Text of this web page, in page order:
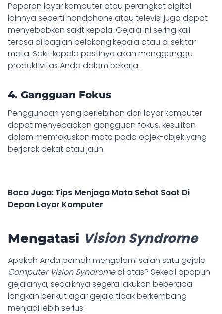
Paparan layar komputer atau perangkat digital
lainnya seperti handphone atau televisi juga dapat
menyebabkan sakit kepala. Gejala ini sering kali
terasa di bagian belakang kepala atau di sekitar
mata. Sakit kepala pastinya akan mengganggu
produktivitas Anda dalam bekerja.
4. Gangguan Fokus
Penggunaan yang berlebihan dari layar komputer
dapat menyebabkan gangguan fokus, kesulitan
dalam memfokuskan mata pada objek-objek yang
berjarak dekat atau jauh.
Baca Juga: Tips Menjaga Mata Sehat Saat Di
Depan Layar Komputer
Mengatasi Vision Syndrome
Apakah Anda pernah mengalami salah satu gejala
Computer Vision Syndromedi atas? Sekecil apapun
gejalanya, sebaiknya segera lakukan beberapa
langkah berikut agar gejala tidak berkembang
menjadi lebih serius: